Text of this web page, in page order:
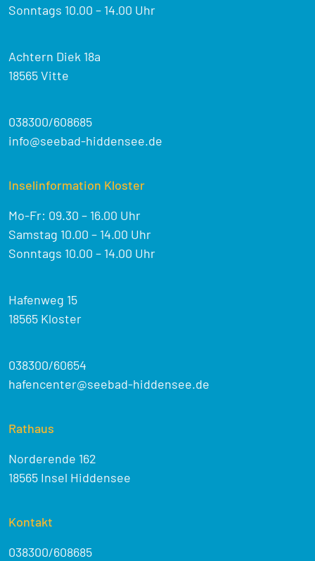
Sonntags 10.00 – 14.00 Uhr
Achtern Diek 18a
18565 Vitte
038300/608685
info@seebad-hiddensee.de
Inselinformation Kloster
Mo-Fr: 09.30 – 16.00 Uhr
Samstag 10.00 – 14.00 Uhr
Sonntags 10.00 – 14.00 Uhr
Hafenweg 15
18565 Kloster
038300/60654
hafencenter@seebad-hiddensee.de
Rathaus
Norderende 162
18565 Insel Hiddensee
Kontakt
038300/608685